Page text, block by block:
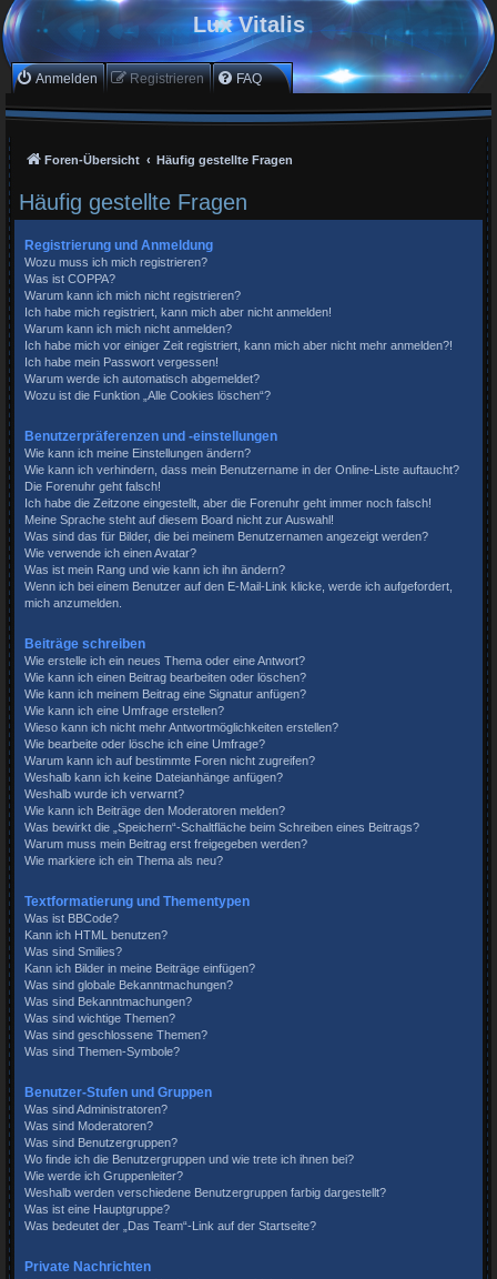
Lux Vitalis
Anmelden Registrieren FAQ
Foren-Übersicht Häufig gestellte Fragen
Häufig gestellte Fragen
Registrierung und Anmeldung
Wozu muss ich mich registrieren?
Was ist COPPA?
Warum kann ich mich nicht registrieren?
Ich habe mich registriert, kann mich aber nicht anmelden!
Warum kann ich mich nicht anmelden?
Ich habe mich vor einiger Zeit registriert, kann mich aber nicht mehr anmelden?!
Ich habe mein Passwort vergessen!
Warum werde ich automatisch abgemeldet?
Wozu ist die Funktion „Alle Cookies löschen“?
Benutzerpräferenzen und -einstellungen
Wie kann ich meine Einstellungen ändern?
Wie kann ich verhindern, dass mein Benutzername in der Online-Liste auftaucht?
Die Forenuhr geht falsch!
Ich habe die Zeitzone eingestellt, aber die Forenuhr geht immer noch falsch!
Meine Sprache steht auf diesem Board nicht zur Auswahl!
Was sind das für Bilder, die bei meinem Benutzernamen angezeigt werden?
Wie verwende ich einen Avatar?
Was ist mein Rang und wie kann ich ihn ändern?
Wenn ich bei einem Benutzer auf den E-Mail-Link klicke, werde ich aufgefordert,
mich anzumelden.
Beiträge schreiben
Wie erstelle ich ein neues Thema oder eine Antwort?
Wie kann ich einen Beitrag bearbeiten oder löschen?
Wie kann ich meinem Beitrag eine Signatur anfügen?
Wie kann ich eine Umfrage erstellen?
Wieso kann ich nicht mehr Antwortmöglichkeiten erstellen?
Wie bearbeite oder lösche ich eine Umfrage?
Warum kann ich auf bestimmte Foren nicht zugreifen?
Weshalb kann ich keine Dateianhänge anfügen?
Weshalb wurde ich verwarnt?
Wie kann ich Beiträge den Moderatoren melden?
Was bewirkt die „Speichern“-Schaltfläche beim Schreiben eines Beitrags?
Warum muss mein Beitrag erst freigegeben werden?
Wie markiere ich ein Thema als neu?
Textformatierung und Thementypen
Was ist BBCode?
Kann ich HTML benutzen?
Was sind Smilies?
Kann ich Bilder in meine Beiträge einfügen?
Was sind globale Bekanntmachungen?
Was sind Bekanntmachungen?
Was sind wichtige Themen?
Was sind geschlossene Themen?
Was sind Themen-Symbole?
Benutzer-Stufen und Gruppen
Was sind Administratoren?
Was sind Moderatoren?
Was sind Benutzergruppen?
Wo finde ich die Benutzergruppen und wie trete ich ihnen bei?
Wie werde ich Gruppenleiter?
Weshalb werden verschiedene Benutzergruppen farbig dargestellt?
Was ist eine Hauptgruppe?
Was bedeutet der „Das Team“-Link auf der Startseite?
Private Nachrichten